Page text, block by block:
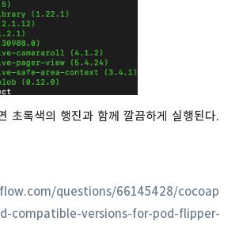
초록색의 행진과 함께 깔끔하게 실행된다.
questions/66145428/cocoap
compatible-versions-for-pod-flipper-